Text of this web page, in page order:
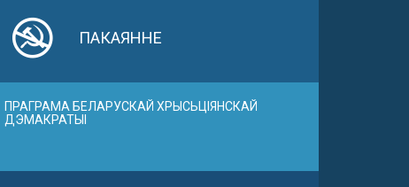
ПАКАЯННЕ
ПРАГРАМА БЕЛАРУСКАЙ ХРЫСЬЦІЯНСКАЙ
ДЭМАКРАТЫІ